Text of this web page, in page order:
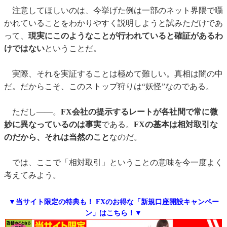
注意してほしいのは、今挙げた例は一部のネット界隈で囁
かれていることをわかりやすく説明しようと試みただけであ
って、 現実にこのようなことが行われていると確証があるわ
けではないということだ。
実際、それを実証することは極めて難しい。真相は闇の中
だ。だからこそ、このストップ狩りは“妖怪”なのである。
ただし――。 FX会社の提示するレートが各社間で常に微
妙に異なっているのは事実である。 FXの基本は相対取引な
のだから、それは当然のことなのだ。
では、ここで「相対取引」ということの意味を今一度よく
考えてみよう。
▼当サイト限定の特典も！ FXのお得な「新規口座開設キャンペー
ン」はこちら！▼